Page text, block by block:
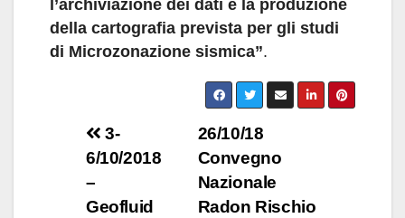
l’archiviazione dei dati e la produzione
della cartografia prevista per gli studi
di Microzonazione sismica”.
Navigazione
articoli
26/10/18
Convegno
Nazionale
Radon Rischio
3-
6/10/2018
–
Geofluid